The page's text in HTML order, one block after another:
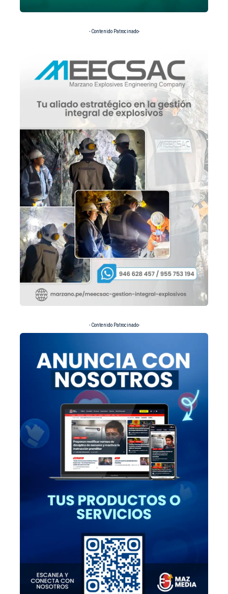
- Contenido Patrocinado-
- Contenido Patrocinado-